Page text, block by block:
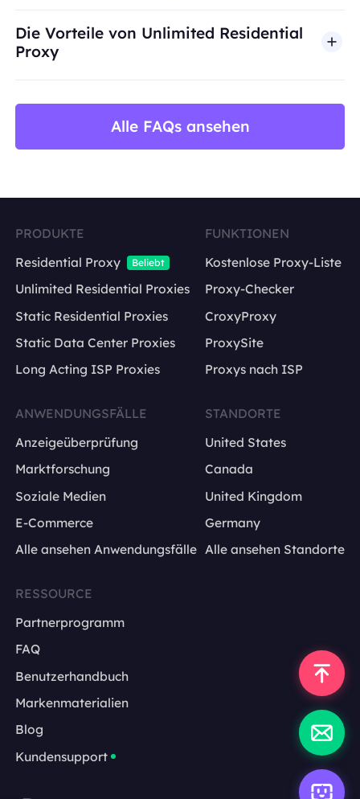
Die Vorteile von Unlimited Residential
Proxy
Alle FAQs ansehen
PRODUKTE
Residential Proxy
Beliebt
Unlimited Residential Proxies
Static Residential Proxies
Static Data Center Proxies
Long Acting ISP Proxies
FUNKTIONEN
Kostenlose Proxy-Liste
Proxy-Checker
CroxyProxy
ProxySite
Proxys nach ISP
ANWENDUNGSFÄLLE
Anzeigeüberprüfung
Marktforschung
Soziale Medien
E-Commerce
Alle ansehen Anwendungsfälle
STANDORTE
United States
Canada
United Kingdom
Germany
Alle ansehen Standorte
RESSOURCE
Partnerprogramm
FAQ
Benutzerhandbuch
Markenmaterialien
Blog
Kundensupport